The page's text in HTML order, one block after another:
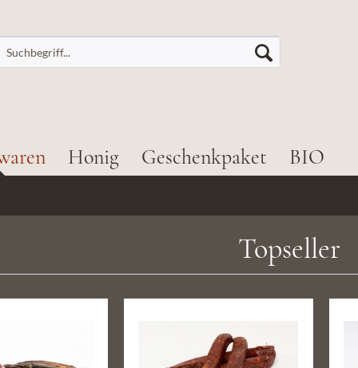
Honig Geschenkpaket BIO
Topseller